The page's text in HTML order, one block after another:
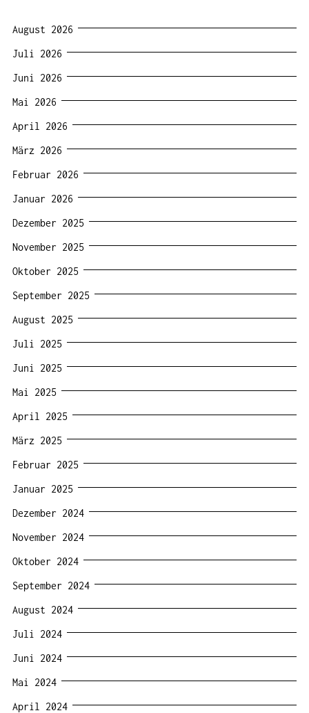
August 2026
Juli 2026
Juni 2026
Mai 2026
April 2026
März 2026
Februar 2026
Januar 2026
Dezember 2025
November 2025
Oktober 2025
September 2025
August 2025
Juli 2025
Juni 2025
Mai 2025
April 2025
März 2025
Februar 2025
Januar 2025
Dezember 2024
November 2024
Oktober 2024
September 2024
August 2024
Juli 2024
Juni 2024
Mai 2024
April 2024